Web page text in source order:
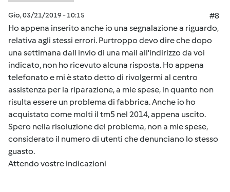
Gio, 03/21/2019 - 10:15
#8
Ho appena inserito anche io una segnalazione a riguardo,
relativa agli stessi errori. Purtroppo devo dire che dopo
una settimana dall invio di una mail all'indirizzo da voi
indicato, non ho ricevuto alcuna risposta. Ho appena
telefonato e mi è stato detto di rivolgermi al centro
assistenza per la riparazione, a mie spese, in quanto non
risulta essere un problema di fabbrica. Anche io ho
acquistato come molti il tm5 nel 2014, appena uscito.
Spero nella risoluzione del problema, non a mie spese,
considerato il numero di utenti che denunciano lo stesso
guasto.
Attendo vostre indicazioni